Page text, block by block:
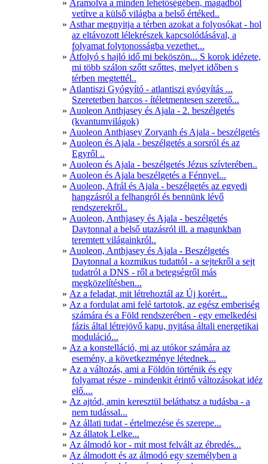
Áramolva a minden lehetőségében, magadból
vetítve a külső világba a belső értéked..
Asthar megnyitja a térben azokat a folyosókat - hol
az eltávozott lélekrészek kapcsolódásával, a
folyamat folytonosságba vezethet...
Átfolyó s hajló idő mi beköszön... S korok idézete,
mi több szálon szőtt szőttes, melyet időben s
térben megtettél..
Atlantiszi Gyógyító - atlantiszi gyógyítás ...
Szeretetben harcos - ítéletmentesen szerető...
Auoleon Anthjasey és Ajala - 2. beszélgetés
(kvantumvilágok)
Auoleon Anthjasey Zoryanh és Ajala - beszélgetés
Auoleon és Ajala - beszélgetés a sorsról és az
Egyről ..
Auoleon és Ajala - beszélgetés Jézus szívterében..
Auoleon és Ajala beszélgetés a Fénnyel...
Auoleon, Afrál és Ajala - beszélgetés az egyedi
hangzásról a felhangról és bennünk lévő
rendszerekről..
Auoleon, Anthjasey és Ajala - beszélgetés
Daytonnal a belső utazásról ill. a magunkban
teremtett világainkról..
Auoleon, Anthjasey és Ajala - Beszélgetés
Daytonnal a kozmikus tudattól - a sejtekről a sejt
tudatról a DNS - ről a betegségről más
megközelítésben...
Az a feladat, mit létrehoztál az Új korért...
Az a fordulat ami felé tartotok, az egész emberiség
számára és a Föld rendszerében - egy emelkedési
fázis által létrejövő kapu, nyitása általi energetikai
moduláció...
Az a konstelláció, mi az utókor számára az
esemény, a következménye létednek...
Az a változás, ami a Földön történik és egy
folyamat része - mindenkit érintő változásokat idéz
elő....
Az ajtód, amin keresztül beláthatsz a tudásba - a
nem tudással...
Az állati tudat - értelmezése és szerepe...
Az állatok Lelke...
Az álmodó kor - mit most felvált az ébredés...
Az álmodott és az álmodó egy személyben a